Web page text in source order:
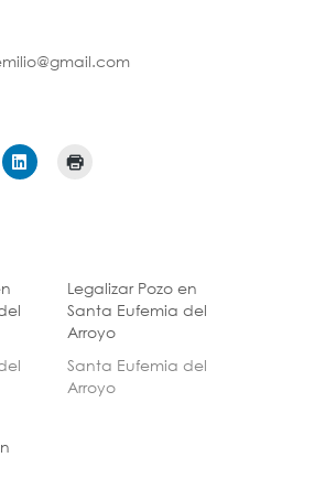
Legalizar Pozo en
Santa Eufemia del
Arroyo
Santa Eufemia del
Arroyo